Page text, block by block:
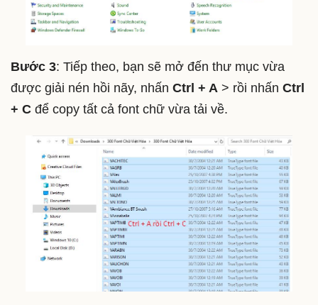
Bước 3: Tiếp theo, bạn sẽ mở đến thư mục vừa
được giải nén hồi nãy, nhấn Ctrl + A > rồi nhấn Ctrl
+ C để copy tất cả font chữ vừa tải về.